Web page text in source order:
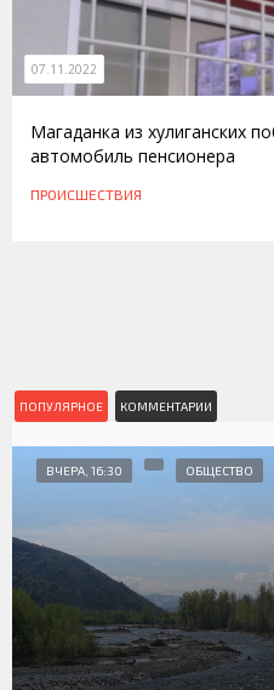
07.11.2022
Магаданка из хулиганских
автомобиль пенсионера
ПРОИСШЕСТВИЯ
ПОПУЛЯРНОЕ КОММЕНТАРИИ
ВЧЕРА, 16:30 ОБЩЕСТВО